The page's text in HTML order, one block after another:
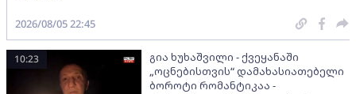
2026/08/05 22:45
გია ხუხაშვილი - ქვეყანაში
„ოცნებისთვის“ დამახასიათებელი
ბოროტი რომანტიკაა -
10:23